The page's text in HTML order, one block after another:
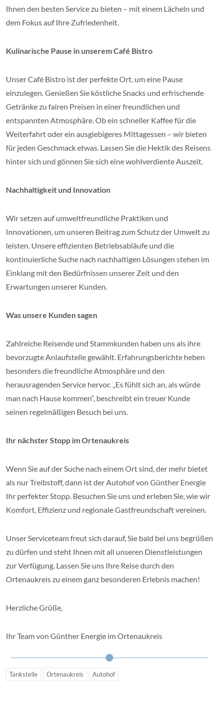
Ihnen den besten Service zu bieten – mit einem Lächeln und
dem Fokus auf Ihre Zufriedenheit.
Kulinarische Pause in unserem Café Bistro
Unser Café Bistro ist der perfekte Ort, um eine Pause
einzulegen. Genießen Sie köstliche Snacks und erfrischende
Getränke zu fairen Preisen in einer freundlichen und
entspannten Atmosphäre. Ob ein schneller Kaffee für die
Weiterfahrt oder ein ausgiebigeres Mittagessen – wir bieten
für jeden Geschmack etwas. Lassen Sie die Hektik des Reisens
hinter sich und gönnen Sie sich eine wohlverdiente Auszeit.
Nachhaltigkeit und Innovation
Wir setzen auf umweltfreundliche Praktiken und
Innovationen, um unseren Beitrag zum Schutz der Umwelt zu
leisten. Unsere effizienten Betriebsabläufe und die
kontinuierliche Suche nach nachhaltigen Lösungen stehen im
Einklang mit den Bedürfnissen unserer Zeit und den
Erwartungen unserer Kunden.
Was unsere Kunden sagen
Zahlreiche Reisende und Stammkunden haben uns als ihre
bevorzugte Anlaufstelle gewählt. Erfahrungsberichte heben
besonders die freundliche Atmosphäre und den
herausragenden Service hervor. „Es fühlt sich an, als würde
man nach Hause kommen“, beschreibt ein treuer Kunde
seinen regelmäßigen Besuch bei uns.
Ihr nächster Stopp im Ortenaukreis
Wenn Sie auf der Suche nach einem Ort sind, der mehr bietet
als nur Treibstoff, dann ist der Autohof von Günther Energie
Ihr perfekter Stopp. Besuchen Sie uns und erleben Sie, wie wir
Komfort, Effizienz und regionale Gastfreundschaft vereinen.
Unser Serviceteam freut sich darauf, Sie bald bei uns begrüßen
zu dürfen und steht Ihnen mit all unseren Dienstleistungen
zur Verfügung. Lassen Sie uns Ihre Reise durch den
Ortenaukreis zu einem ganz besonderen Erlebnis machen!
Herzliche Grüße,
Ihr Team von Günther Energie im Ortenaukreis
Tankstelle Ortenaukreis Autohof